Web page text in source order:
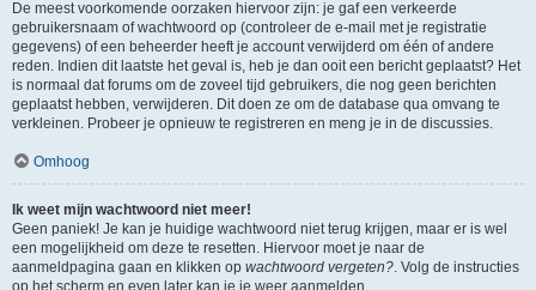
De meest voorkomende oorzaken hiervoor zijn: je gaf een verkeerde
gebruikersnaam of wachtwoord op (controleer de e-mail met je registratie
gegevens) of een beheerder heeft je account verwijderd om één of andere
reden. Indien dit laatste het geval is, heb je dan ooit een bericht geplaatst? Het
is normaal dat forums om de zoveel tijd gebruikers, die nog geen berichten
geplaatst hebben, verwijderen. Dit doen ze om de database qua omvang te
verkleinen. Probeer je opnieuw te registreren en meng je in de discussies.
Omhoog
Ik weet mijn wachtwoord niet meer!
Geen paniek! Je kan je huidige wachtwoord niet terug krijgen, maar er is wel
een mogelijkheid om deze te resetten. Hiervoor moet je naar de
aanmeldpagina gaan en klikken op wachtwoord vergeten?. Volg de instructies
op het scherm en even later kan je je weer aanmelden.